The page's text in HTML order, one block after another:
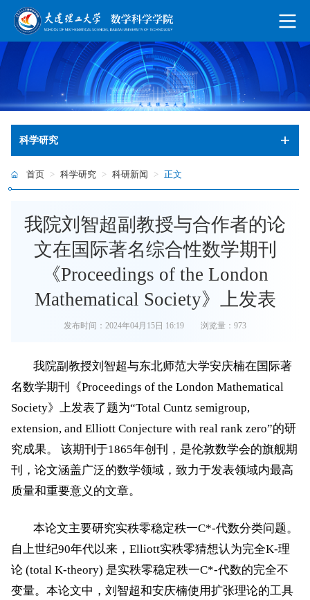
科学研究
首页 > 科学研究 > 科研新闻 > 正文
我院刘智超副教授与合作者的论
文在国际著名综合性数学期刊
《Proceedings of the London
Mathematical Society》上发表
发布时间：2024年04月15日 16:19 浏览量： 973
我院副教授刘智超与东北师范大学安庆楠在国际著
名数学期刊《Proceedings of the London Mathematical
Society》上发表了题为“Total Cuntz semigroup,
extension, and Elliott Conjecture with real rank zero”的研
究成果。 该期刊于1865年创刊，是伦敦数学会的旗舰期
刊，论文涵盖广泛的数学领域，致力于发表领域内最高
质量和重要意义的文章。
本论文主要研究实秩零稳定秩一C*-代数分类问题。
自上世纪90年代以来，Elliott实秩零猜想认为完全K-理
论 (total K-theory) 是实秩零稳定秩一C*-代数的完全不
变量。本论文中，刘智超和安庆楠使用扩张理论的工具